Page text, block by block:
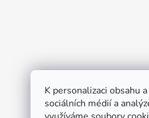
K personalizaci obsahu
sociálních médií a